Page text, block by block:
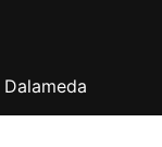
Dalameda